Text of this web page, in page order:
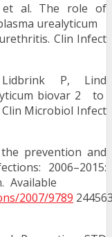
et al. The role of
urealyticum
Clin Infect
P, Lind
biovar 2 to
Microbiol Infect
prevention and
2006–2015:
Available
2007/9789